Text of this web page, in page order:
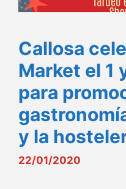
Callosa
Market el 1
para
y la
22/01/2020